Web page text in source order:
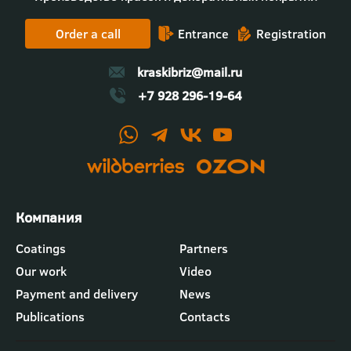
Order a call Entrance Registration
kraskibriz@mail.ru
+7 928 296-19-64
Футер
-
меню
"Компания"
Coatings
Partners
Our work
Video
Payment and delivery
News
Publications
Contacts